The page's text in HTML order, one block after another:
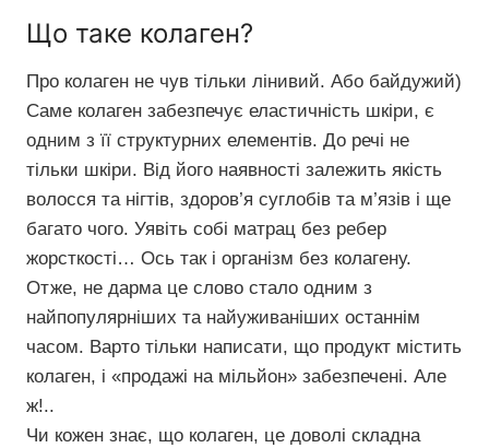
Що таке колаген?
Про колаген не чув тільки лінивий. Або байдужий)
Саме колаген забезпечує еластичність шкіри, є
одним з її структурних елементів. До речі не
тільки шкіри. Від його наявності залежить якість
волосся та нігтів, здоров’я суглобів та м’язів і ще
багато чого. Уявіть собі матрац без ребер
жорсткості… Ось так і організм без колагену.
Отже, не дарма це слово стало одним з
найпопулярніших та найуживаніших останнім
часом. Варто тільки написати, що продукт містить
колаген, і «продажі на мільйон» забезпечені. Але
ж!..
Чи кожен знає, що колаген, це доволі складна